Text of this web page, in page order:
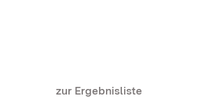
zur Ergebnisliste